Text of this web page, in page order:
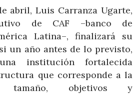
abril, Luis Carranza Ugarte,
de CAF –banco de
Latina–, finalizará su
un año antes de lo previsto,
institución fortalecida
que corresponde a la
tamaño, objetivos y